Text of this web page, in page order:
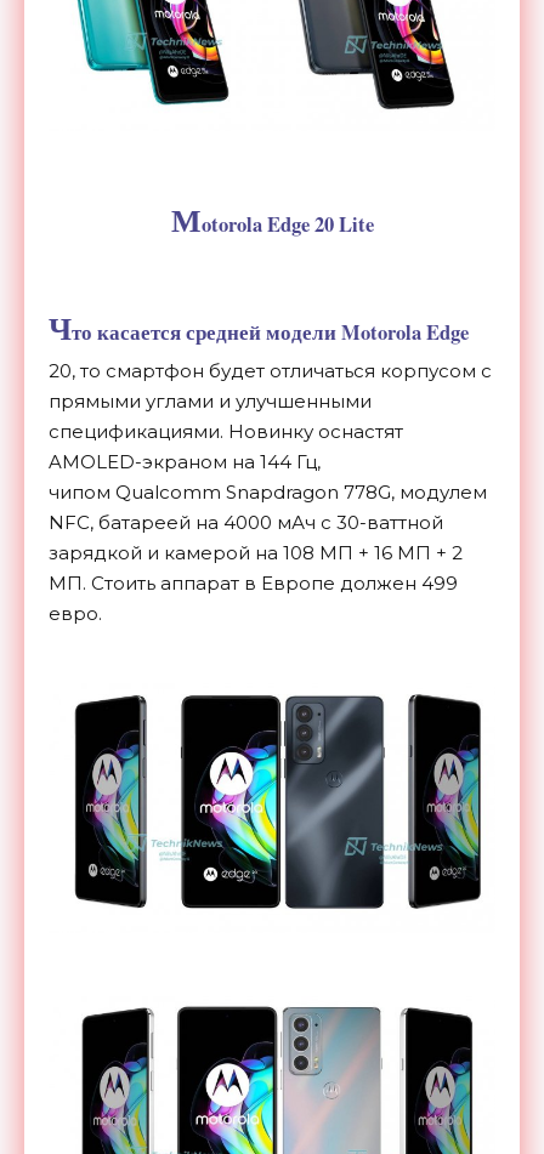
Motorola Edge 20 Lite
Что касается средней модели Motorola Edge
20, то смартфон будет отличаться корпусом с
прямыми углами и улучшенными
спецификациями. Новинку оснастят
AMOLED-экраном на 144 Гц,
чипом Qualcomm Snapdragon 778G, модулем
NFC, батареей на 4000 мАч с 30-ваттной
зарядкой и камерой на 108 МП + 16 МП + 2
МП. Стоить аппарат в Европе должен 499
евро.